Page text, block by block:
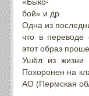
бой» и др.
Одна из
что в переводе
этот образ
Ушёл из жизни
Похоронен на
АО (Пермская